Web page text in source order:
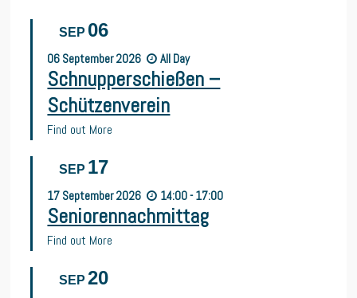
SEP 06
06 September2026 All Day
Schnupperschießen –
Schützenverein
Find out More
SEP 17
17 September2026 14:00 - 17:00
Seniorennachmittag
Find out More
SEP 20